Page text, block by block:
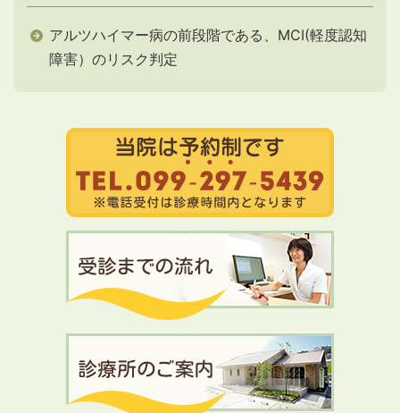
アルツハイマー病の前段階である、MCI(軽度認知
障害）のリスク判定